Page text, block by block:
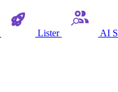
Lister AI